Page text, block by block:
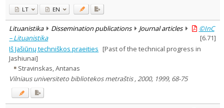
LT EN
Lituanistika Dissemination publications Journal articles
©InC
– Lituanistika
[6.71]
Iš Jašiūnų techniškos praeities [Past of the technical progress in
Jashiunai]
Stravinskas, Antanas
Vilniaus universiteto bibliotekos metraštis , 2000, 1999, 68-75